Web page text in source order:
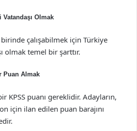
Olmak
çalışabilmek için Türkiye
olmak temel bir şarttır.
Puan Almak
KPSS puanı gereklidir. Adayların,
için ilan edilen puan barajını